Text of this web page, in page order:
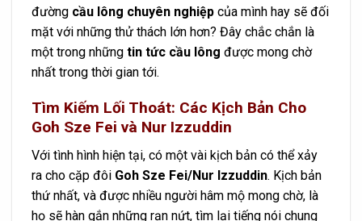
đường cầu lông chuyên nghiệp của mình hay sẽ đối
mặt với những thử thách lớn hơn? Đây chắc chắn là
một trong những tin tức cầu lông được mong chờ
nhất trong thời gian tới.
Tìm Kiếm Lối Thoát: Các Kịch Bản Cho
Goh Sze Fei và Nur Izzuddin
Với tình hình hiện tại, có một vài kịch bản có thể xảy
ra cho cặp đôi Goh Sze Fei/Nur Izzuddin. Kịch bản
thứ nhất, và được nhiều người hâm mộ mong chờ, là
họ sẽ hàn gắn những rạn nứt, tìm lại tiếng nói chung